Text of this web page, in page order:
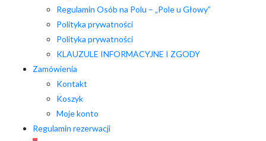
Regulamin Osób na Polu – „Pole u Głowy”
Polityka prywatności
Polityka prywatności
KLAUZULE INFORMACYJNE I ZGODY
Zamówienia
Kontakt
Koszyk
Moje konto
Regulamin rezerwacji